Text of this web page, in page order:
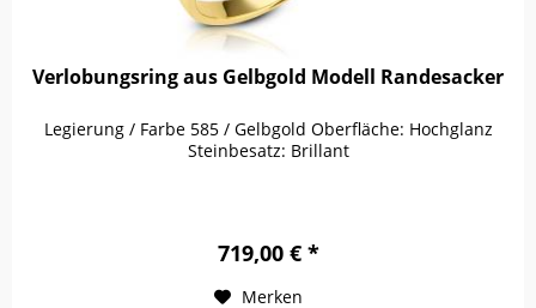
Verlobungsring aus Gelbgold Modell Randesacker
Legierung / Farbe 585 / Gelbgold Oberfläche: Hochglanz
Steinbesatz: Brillant
719,00 € *
Merken